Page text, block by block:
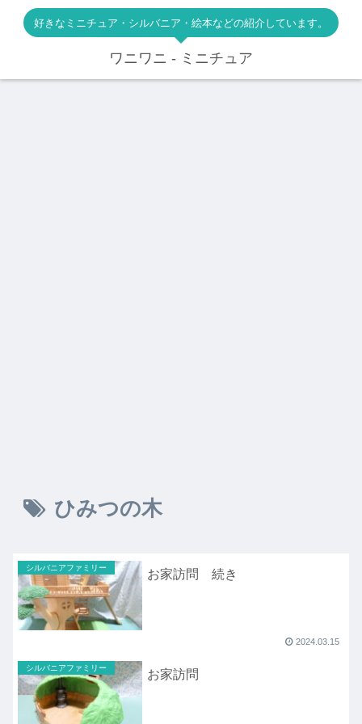
好きなミニチュア・シルバニア・絵本などの紹介しています。
ワニワニ - ミニチュア
ひみつの木
シルバニアファミリー お家訪問 続き
2024.03.15
シルバニアファミリー お家訪問